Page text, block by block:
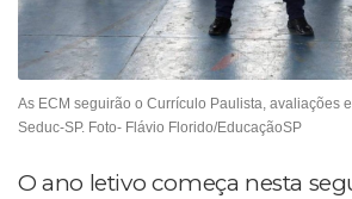
As ECM seguirão o Currículo Paulista, avaliações
Seduc-SP. Foto- Flávio Florido/EducaçãoSP
O ano letivo começa nesta